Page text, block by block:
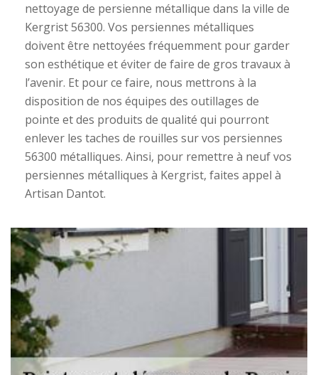
nettoyage de persienne métallique dans la ville de
Kergrist 56300. Vos persiennes métalliques
doivent être nettoyées fréquemment pour garder
son esthétique et éviter de faire de gros travaux à
l’avenir. Et pour ce faire, nous mettrons à la
disposition de nos équipes des outillages de
pointe et des produits de qualité qui pourront
enlever les taches de rouilles sur vos persiennes
56300 métalliques. Ainsi, pour remettre à neuf vos
persiennes métalliques à Kergrist, faites appel à
Artisan Dantot.